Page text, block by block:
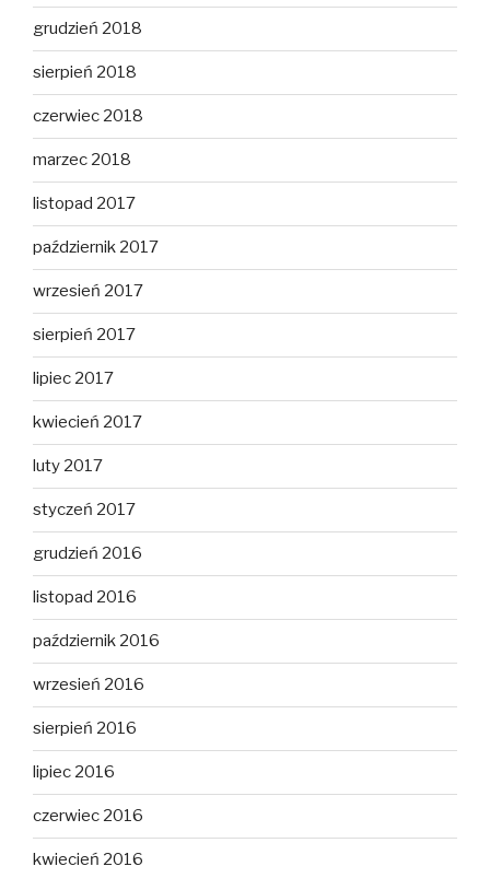
grudzień 2018
sierpień 2018
czerwiec 2018
marzec 2018
listopad 2017
październik 2017
wrzesień 2017
sierpień 2017
lipiec 2017
kwiecień 2017
luty 2017
styczeń 2017
grudzień 2016
listopad 2016
październik 2016
wrzesień 2016
sierpień 2016
lipiec 2016
czerwiec 2016
kwiecień 2016